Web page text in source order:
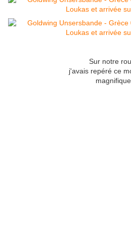
Sur notre
j'avais repéré ce
magnifique